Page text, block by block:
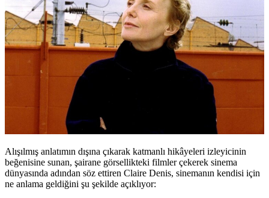
Alışılmış anlatımın dışına çıkarak katmanlı hikâyeleri izleyicinin
beğenisine sunan, şairane görsellikteki filmler çekerek sinema
dünyasında adından söz ettiren Claire Denis, sinemanın kendisi için
ne anlama geldiğini şu şekilde açıklıyor: